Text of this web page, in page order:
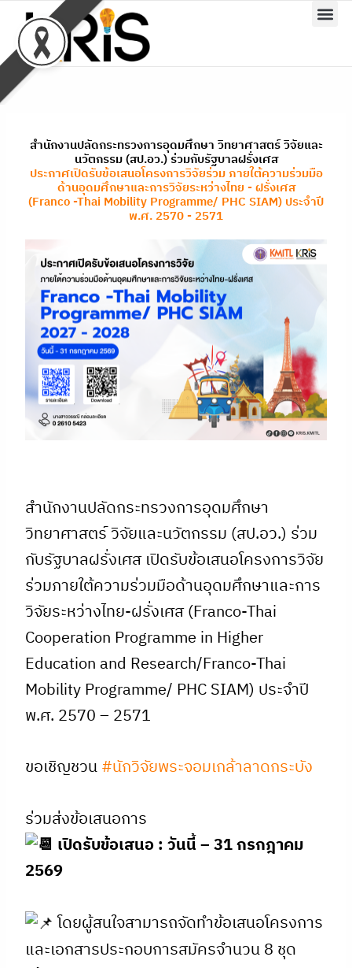
content
สำนักงานปลัดกระทรวงการอุดมศึกษา วิทยาศาสตร์ วิจัยและ
นวัตกรรม (สป.อว.) ร่วมกับรัฐบาลฝรั่งเศส
ประกาศเปิดรับข้อเสนอโครงการวิจัยร่วม ภายใต้ความร่วมมือ
ด้านอุดมศึกษาและการวิจัยระหว่างไทย - ฝรั่งเศส
(Franco -Thai Mobility Programme/ PHC SIAM) ประจำปี
พ.ศ. 2570 - 2571
สำนักงานปลัดกระทรวงการอุดมศึกษา
วิทยาศาสตร์ วิจัยและนวัตกรรม (สป.อว.) ร่วม
กับรัฐบาลฝรั่งเศส เปิดรับข้อเสนอโครงการวิจัย
ร่วมภายใต้ความร่วมมือด้านอุดมศึกษาและการ
วิจัยระหว่างไทย-ฝรั่งเศส (Franco-Thai
Cooperation Programme in Higher
Education and Research/Franco-Thai
Mobility Programme/ PHC SIAM) ประจำปี
พ.ศ. 2570 – 2571
ขอเชิญชวน#นักวิจัยพระจอมเกล้าลาดกระบัง
ร่วมส่งข้อเสนอการ
เปิดรับข้อเสนอ : วันนี้ – 31 กรกฎาคม
2569
โดยผู้สนใจสามารถจัดทำข้อเสนอโครงการ
และเอกสารประกอบการสมัครจำนวน 8 ชุด